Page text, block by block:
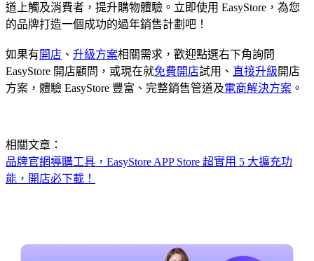
道上觸及消費者，提升購物體驗。立即使用 EasyStore，為您
的品牌打造一個成功的過年銷售計劃吧！
如果有開店 、 升級方案相關需求，歡迎點選右下角詢問
EasyStore 開店顧問，或現在就免費開店試用、 直接升級開店
方案，體驗 EasyStore 豐富、完整銷售管道及電商解決方案 。
相關文章：
品牌官網導購工具，EasyStore APP Store 超實用 5 大擴充功
能，開店必下載！